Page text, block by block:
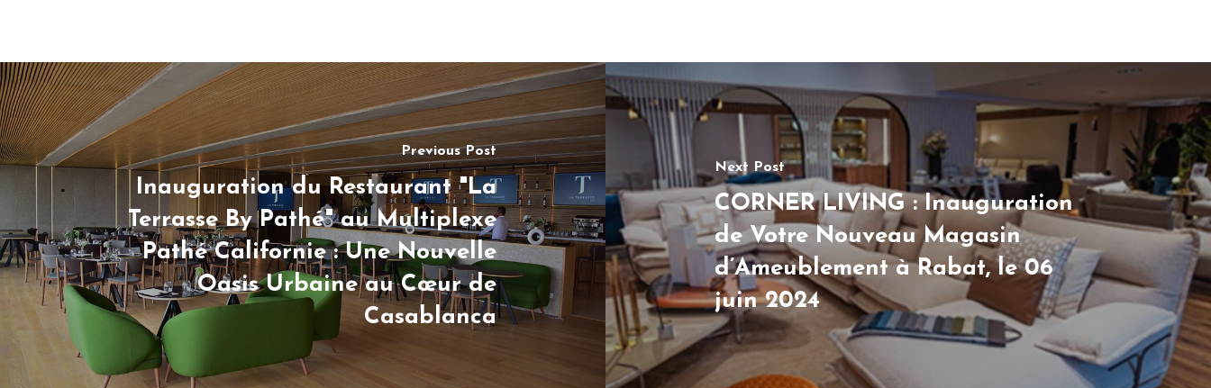
Previous Post
Inauguration du Restaurant "La
Terrasse By Pathé" au Multiplexe
Pathé Californie : Une Nouvelle
Oasis Urbaine au Cœur de
Casablanca
Next Post
CORNER LIVING : Inauguration
de Votre Nouveau Magasin
d’Ameublement à Rabat, le 06
juin 2024